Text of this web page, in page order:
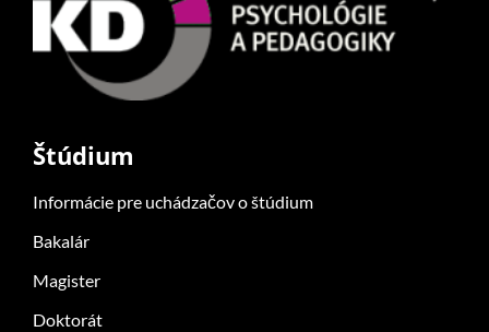
Štúdium
Informácie pre uchádzačov o štúdium
Bakalár
Magister
Doktorát